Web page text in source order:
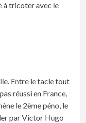
à tricoter avec le
Entre le tacle tout
réussi en France,
le 2ème péno, le
par Victor Hugo